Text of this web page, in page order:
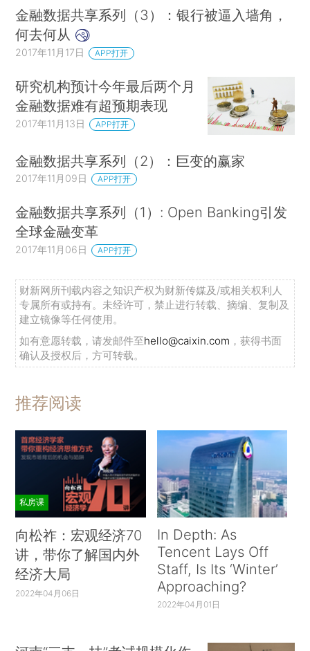
金融数据共享系列（3）：银行被逼入墙角，
何去何从
2017年11月17日 APP打开
研究机构预计今年最后两个月
金融数据难有超预期表现
2017年11月13日 APP打开
金融数据共享系列（2）：巨变的赢家
2017年11月09日 APP打开
金融数据共享系列（1）: Open Banking引发
全球金融变革
2017年11月06日 APP打开
财新网所刊载内容之知识产权为财新传媒及/或相关权利人
专属所有或持有。未经许可，禁止进行转载、摘编、复制及
建立镜像等任何使用。
如有意愿转载，请发邮件至hello@caixin.com ，获得书面
确认及授权后，方可转载。
推荐阅读
私房课
向松祚：宏观经济70
讲，带你了解国内外
经济大局
2022年04月06日
In Depth: As
Tencent Lays Off
Staff, Is Its ‘Winter’
Approaching?
2022年04月01日